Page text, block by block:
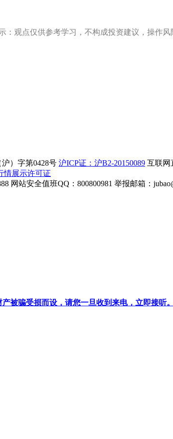
：观点仅供参考学习，不构成投资建议，操作风
）字第0428号 沪ICP证：沪B2-20150089 互联网
情展示许可证
网站安全值班QQ：800800981 举报邮箱：
被骗受损而设，请您一旦收到来电，立即接听。